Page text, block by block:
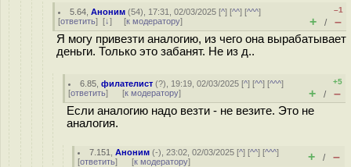
5.64 ,Аноним (54), 17:31, 02/03/2025 [^] [^^] [^^^]
[ответить] [↓] [к модератору]
–1
+ / –
Я могу привезти аналогию, из чего она вырабатывает
деньги. Только это забанят. Не из д..
6.85 ,филателист (?), 19:19, 02/03/2025 [^] [^^] [^^^]
[ответить] [к модератору]
+5
+ / –
Если аналогию надо везти - не везите. Это не
аналогия.
7.151 ,Аноним (-), 23:02, 02/03/2025 [^] [^^] [^^^]
[ответить] [к модератору] + / –